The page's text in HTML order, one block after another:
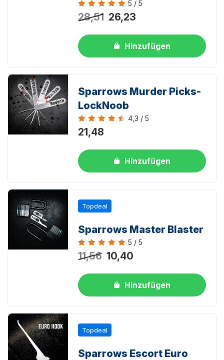
Bewertung 5 von 5
5 / 5
28,51 26,23
Hinzufügen
Sparrows Murder Picks-
LockNoob
Bewertung 4,3 von 5
4,3 / 5
21,48
Hinzufügen
Topdeal
Sparrows Master Blaster
Bewertung 5 von 5
5 / 5
11,56 10,40
Hinzufügen
Topdeal
Sparrows Escort Euro